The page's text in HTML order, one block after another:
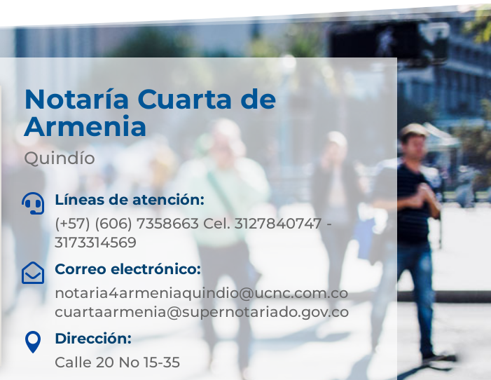
Notaría Cuarta de
Armenia
Quindío

Líneas de atención:
(+57) (606) 7358663 Cel. 3127840747 -
3173314569

Correo electrónico:
notaria4armeniaquindio@ucnc.com.co
cuartaarmenia@supernotariado.gov.co

Dirección:
Calle 20 No 15-35